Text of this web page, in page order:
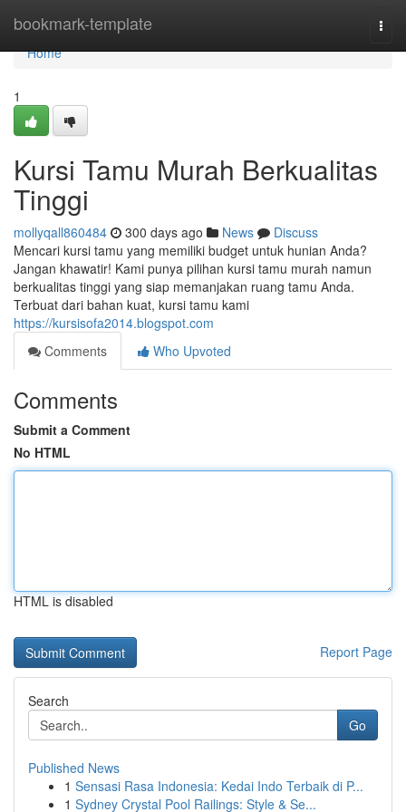
bookmark-template
Home
Home
1
Kursi Tamu Murah Berkualitas
Tinggi
mollyqall860484 300 days ago News
Discuss
Mencari kursi tamu yang memiliki budget untuk hunian Anda?
Jangan khawatir! Kami punya pilihan kursi tamu murah namun
berkualitas tinggi yang siap memanjakan ruang tamu Anda.
Terbuat dari bahan kuat, kursi tamu kami
https://kursisofa2014.blogspot.com
Comments
Who Upvoted
Comments
Submit a Comment
No HTML
HTML is disabled
Report Page
Search
Go
Published News
1 Sensasi Rasa Indonesia: Kedai Indo Terbaik di P...
1 Sydney Crystal Pool Railings: Style & Se...